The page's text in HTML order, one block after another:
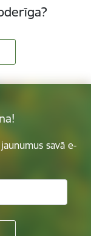
savā e-